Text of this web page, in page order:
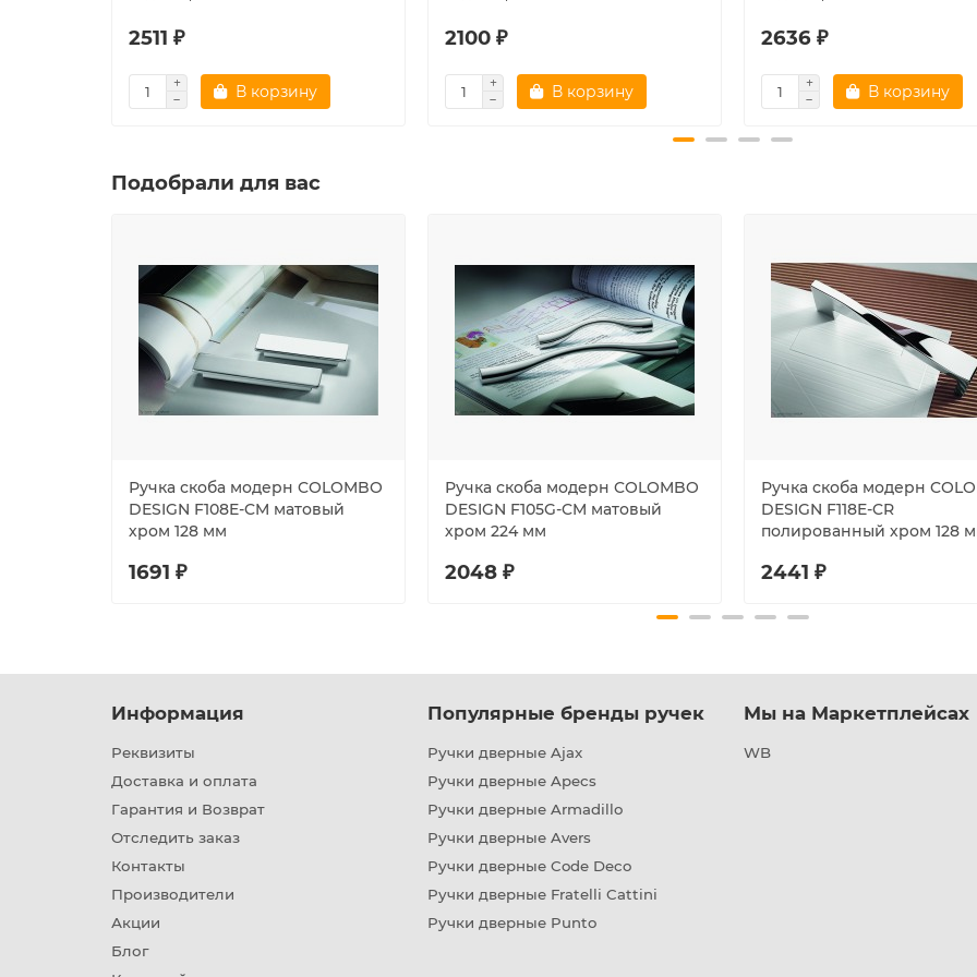
2511 ₽
В корзину
2100 ₽
В корзину
2636 ₽
В корзину
Подобрали для вас
Ручка скоба модерн COLOMBO
DESIGN F108E-CM матовый
хром 128 мм
1691 ₽
Ручка скоба модерн COLOMBO
DESIGN F105G-CM матовый
хром 224 мм
2048 ₽
Ручка скоба модерн
DESIGN F118E-CR
полированный хром 128
2441 ₽
Информация
Реквизиты
Доставка и оплата
Гарантия и Возврат
Отследить заказ
Контакты
Производители
Акции
Блог
Популярные бренды ручек
Ручки дверные Ajax
Ручки дверные Apecs
Ручки дверные Armadillo
Ручки дверные Avers
Ручки дверные Code Deco
Ручки дверные Fratelli Cattini
Ручки дверные Punto
Мы на Маркетплейсах
WB